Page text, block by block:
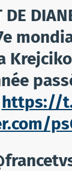
DE
https://